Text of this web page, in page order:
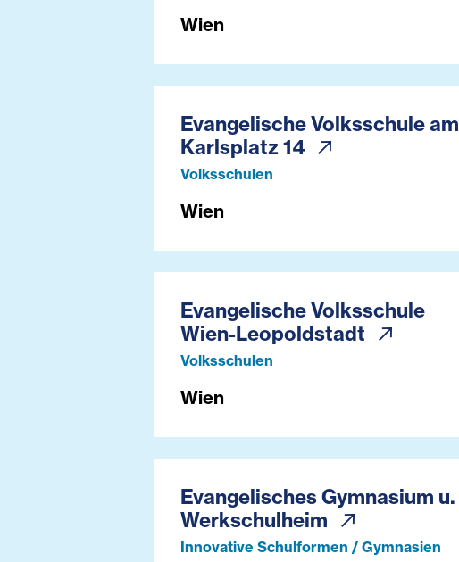
Wien
Evangelische Volksschule am
Karlsplatz 14
Volksschulen
Wien
Evangelische Volksschule
Wien-Leopoldstadt
Volksschulen
Wien
Evangelisches Gymnasium u.
Werkschulheim
Innovative Schulformen / Gymnasien